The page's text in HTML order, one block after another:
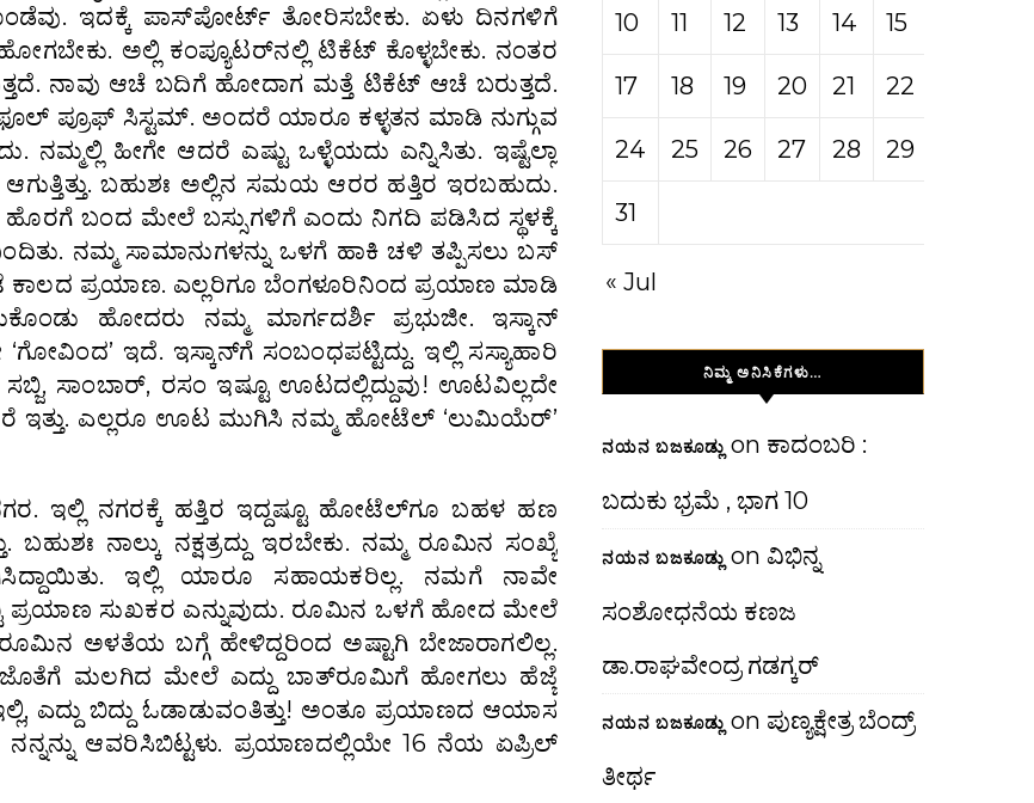
ಇದಕ್ಕೆ ಪಾಸ್‌ಪೋರ್ಟ್ ತೋರಿಸಬೇಕು. ಏಳು ದಿನಗಳಿಗೆ
ಅಲ್ಲಿ ಕಂಪ್ಯೂಟರ್‌ನಲ್ಲಿ ಟಿಕೆಟ್ ಕೊಳ್ಳಬೇಕು. ನಂತರ
ನಾವು ಆಚೆ ಬದಿಗೆ ಹೋದಾಗ ಮತ್ತೆ ಟಿಕೆಟ್ ಆಚೆ ಬರುತ್ತದೆ.
ಪ್ರೂಫ್ ಸಿಸ್ಟಮ್. ಅಂದರೆ ಯಾರೂ ಕಳ್ಳತನ ಮಾಡಿ ನುಗ್ಗುವ
ಹೀಗೇ ಆದರೆ ಎಷ್ಟು ಒಳ್ಳೆಯದು ಎನ್ನಿಸಿತು. ಇಷ್ಟೆಲ್ಲಾ
ಬಹುಶಃ ಅಲ್ಲಿನ ಸಮಯ ಆರರ ಹತ್ತಿರ ಇರಬಹುದು.
ಹೊರಗೆ ಬಂದ ಮೇಲೆ ಬಸ್ಸುಗಳಿಗೆ ಎಂದು ನಿಗದಿ ಪಡಿಸಿದ ಸ್ಥಳಕ್ಕೆ
ನಮ್ಮ ಸಾಮಾನುಗಳನ್ನು ಒಳಗೆ ಹಾಕಿ ಚಳಿ ತಪ್ಪಿಸಲು ಬಸ್
ಕಾಲದ ಪ್ರಯಾಣ. ಎಲ್ಲರಿಗೂ ಬೆಂಗಳೂರಿನಿಂದ ಪ್ರಯಾಣ ಮಾಡಿ
ಹೋದರು ನಮ್ಮ ಮಾರ್ಗದರ್ಶಿ ಪ್ರಭುಜೀ. ಇಸ್ಕಾನ್
ಇದೆ. ಇಸ್ಕಾನ್‌ಗೆ ಸಂಬಂಧಪಟ್ಟಿದ್ದು. ಇಲ್ಲಿ ಸಸ್ಯಾಹಾರಿ
ಸಾಂಬಾರ್, ರಸಂ ಇಷ್ಟೂ ಊಟದಲ್ಲಿದ್ದುವು! ಊಟವಿಲ್ಲದೇ
ಇತ್ತು. ಎಲ್ಲರೂ ಊಟ ಮುಗಿಸಿ ನಮ್ಮ ಹೋಟೆಲ್ ‘ಲುಮಿಯೆರ್’
ಇಲ್ಲಿ ನಗರಕ್ಕೆ ಹತ್ತಿರ ಇದ್ದಷ್ಟೂ ಹೋಟೆಲ್‌ಗೂ ಬಹಳ ಹಣ
ನಾಲ್ಕು ನಕ್ಷತ್ರದ್ದು ಇರಬೇಕು. ನಮ್ಮ ರೂಮಿನ ಸಂಖ್ಯೆ
ಇಲ್ಲಿ ಯಾರೂ ಸಹಾಯಕರಿಲ್ಲ. ನಮಗೆ ನಾವೇ
ಪ್ರಯಾಣ ಸುಖಕರ ಎನ್ನುವುದು. ರೂಮಿನ ಒಳಗೆ ಹೋದ ಮೇಲೆ
ಅಳತೆಯ ಬಗ್ಗೆ ಹೇಳಿದ್ದರಿಂದ ಅಷ್ಟಾಗಿ ಬೇಜಾರಾಗಲಿಲ್ಲ.
ಜೊತೆಗೆ ಮಲಗಿದ ಮೇಲೆ ಎದ್ದು ಬಾತ್‌ರೂಮಿಗೆ ಹೋಗಲು ಹೆಜ್ಜೆ
ಎದ್ದು ಬಿದ್ದು ಓಡಾಡುವಂತಿತ್ತು! ಅಂತೂ ಪ್ರಯಾಣದ ಆಯಾಸ
ಆವರಿಸಿಬಿಟ್ಟಳು. ಪ್ರಯಾಣದಲ್ಲಿಯೇ 16 ನೆಯ ಏಪ್ರಿಲ್
10 11 12 13 14 15
17 18 19 20 21 22
24 25 26 27 28 29
31
« Jul
ನಿಮ್ಮ ಅನಿಸಿಕೆಗಳು…
ನಯನ ಬಜಕೂಡ್ಲು on ಕಾದಂಬರಿ :
ಬದುಕು ಭ್ರಮೆ , ಭಾಗ 10
ನಯನ ಬಜಕೂಡ್ಲು on ವಿಭಿನ್ನ
ಸಂಶೋಧನೆಯ ಕಣಜ
ಡಾ.ರಾಘವೇಂದ್ರ ಗಡಗ್ಕರ್
ನಯನ ಬಜಕೂಡ್ಲು on ಪುಣ್ಯಕ್ಷೇತ್ರ ಬೆಂದ್ರ್
ತೀರ್ಥ